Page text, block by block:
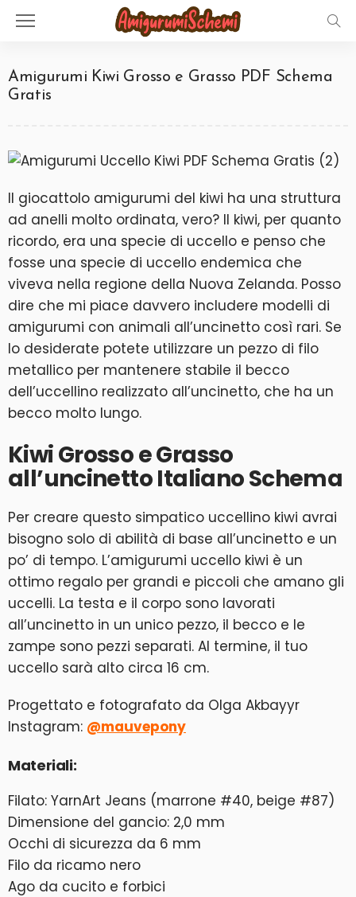
Amigurumi Kiwi Grosso e Grasso PDF Schema
Gratis
Il giocattolo amigurumi del kiwi ha una struttura
ad anelli molto ordinata, vero? Il kiwi, per quanto
ricordo, era una specie di uccello e penso che
fosse una specie di uccello endemica che
viveva nella regione della Nuova Zelanda. Posso
dire che mi piace davvero includere modelli di
amigurumi con animali all’uncinetto così rari. Se
lo desiderate potete utilizzare un pezzo di filo
metallico per mantenere stabile il becco
dell’uccellino realizzato all’uncinetto, che ha un
becco molto lungo.
Kiwi Grosso e Grasso
all’uncinetto Italiano Schema
Per creare questo simpatico uccellino kiwi avrai
bisogno solo di abilità di base all’uncinetto e un
po’ di tempo. L’amigurumi uccello kiwi è un
ottimo regalo per grandi e piccoli che amano gli
uccelli. La testa e il corpo sono lavorati
all’uncinetto in un unico pezzo, il becco e le
zampe sono pezzi separati. Al termine, il tuo
uccello sarà alto circa 16 cm.
Progettato e fotografato da Olga Akbayyr
Instagram: @mauvepony
Materiali:
Filato: YarnArt Jeans (marrone #40, beige #87)
Dimensione del gancio: 2,0 mm
Occhi di sicurezza da 6 mm
Filo da ricamo nero
Ago da cucito e forbici